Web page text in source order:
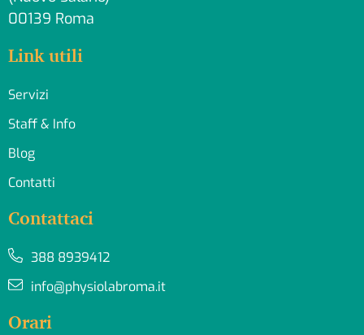
00139 Roma
Link utili
Servizi
Staff & Info
Blog
Contatti
Contattaci
388 8939412
info@physiolabroma.it
Orari